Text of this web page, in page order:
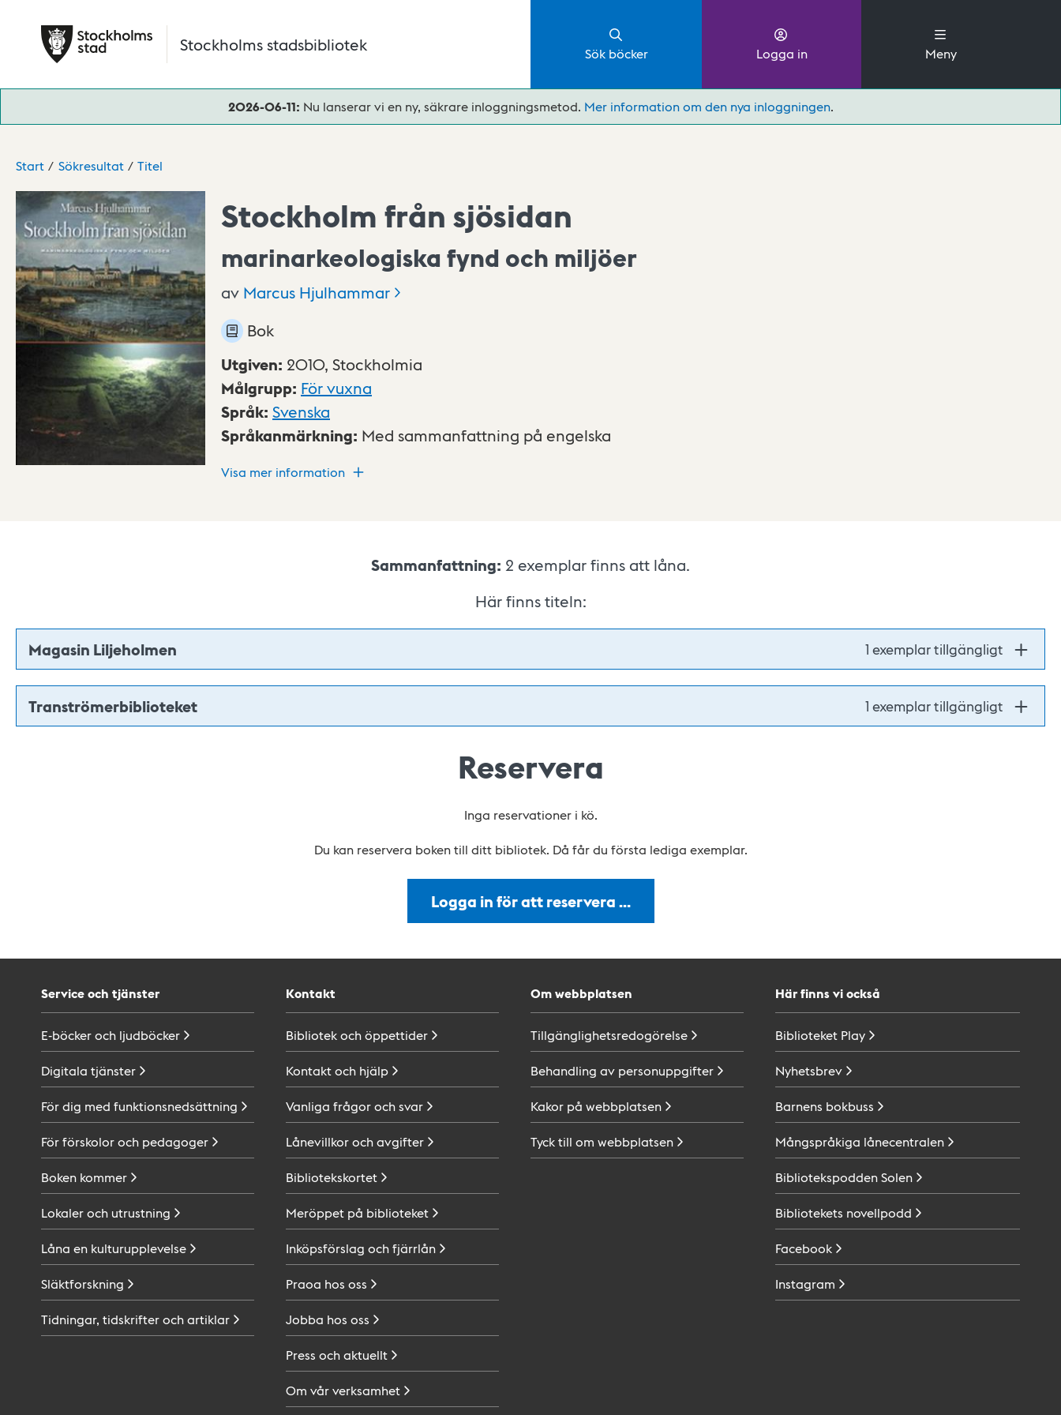
Stockholms stadsbibliotek Sök böcker Logga in Meny
2026-06-11: Nu lanserar vi en ny, säkrare inloggningsmetod. Mer information om den nya inloggningen.
Start Sökresultat Titel
Stockholm från sjösidan
marinarkeologiska fynd och miljöer
av Marcus Hjulhammar
Bok
Utgiven: 2010, Stockholmia
Målgrupp: För vuxna
Språk: Svenska
Språkanmärkning: Med sammanfattning på engelska
Visa mer information
Sammanfattning: 2 exemplar finns att låna.
Här finns titeln:
Magasin Liljeholmen 1 exemplar tillgängligt
Tranströmerbiblioteket 1 exemplar tillgängligt
Reservera
Inga reservationer i kö.
Du kan reservera boken till ditt bibliotek. Då får du första lediga exemplar.
Logga in för att reservera …
Service och tjänster
E-böcker och ljudböcker
Digitala tjänster
För dig med funktionsnedsättning
För förskolor och pedagoger
Boken kommer
Lokaler och utrustning
Låna en kulturupplevelse
Släktforskning
Tidningar, tidskrifter ochartiklar
Kontakt
Bibliotek ochöppettider
Kontakt och hjälp
Vanliga frågor ochsvar
Lånevillkor ochavgifter
Bibliotekskortet
Meröppet på biblioteket
Inköpsförslag ochfjärrlån
Praoa hos oss
Jobba hos oss
Press ochaktuellt
Om vårverksamhet
Om webbplatsen
Tillgänglighetsredogörelse
Behandling av personuppgifter
Kakor på webbplatsen
Tyck till om webbplatsen
Här finns vi också
Biblioteket Play
Nyhetsbrev
Barnens bokbuss
Mångspråkiga lånecentralen
BibliotekspoddenSolen
Bibliotekets novellpodd
Facebook
Instagram